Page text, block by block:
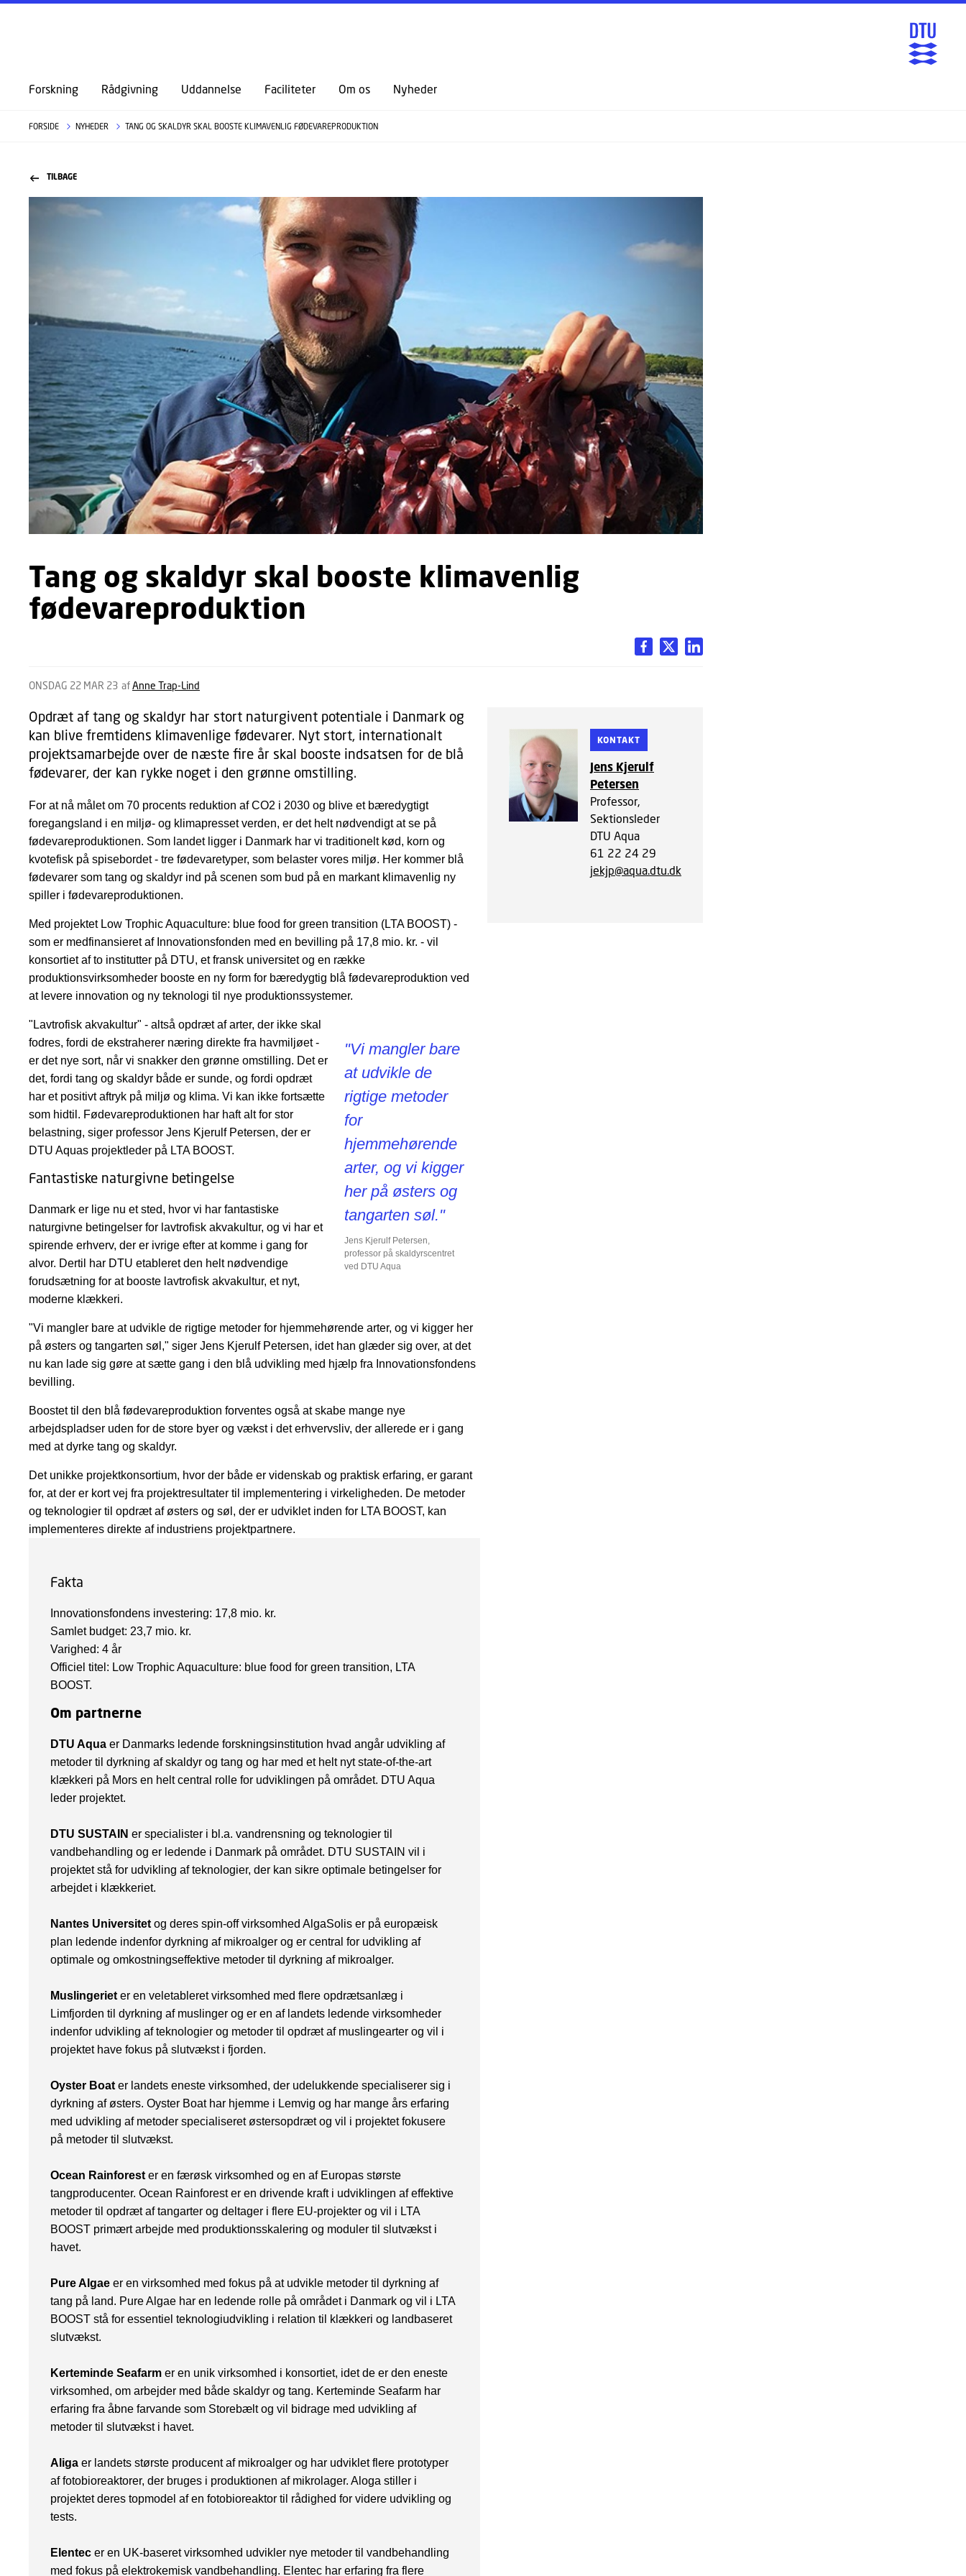
Forskning Rådgivning Uddannelse Faciliteter Om os Nyheder
FORSIDE NYHEDER TANG OG SKALDYR SKAL BOOSTE KLIMAVENLIG FØDEVAREPRODUKTION
TILBAGE
Tang og skaldyr skal booste klimavenlig
fødevareproduktion
ONSDAG 22 MAR 23 afAnne Trap-Lind
KONTAKT
Jens Kjerulf
Petersen
Professor,
Sektionsleder
DTU Aqua
61 22 24 29
jekjp@aqua.dtu.dk
Opdræt af tang og skaldyr har stort naturgivent potentiale i Danmark og
kan blive fremtidens klimavenlige fødevarer. Nyt stort, internationalt
projektsamarbejde over de næste fire år skal booste indsatsen for de blå
fødevarer, der kan rykke noget i den grønne omstilling.
For at nå målet om 70 procents reduktion af CO2 i 2030 og blive et bæredygtigt
foregangsland i en miljø- og klimapresset verden, er det helt nødvendigt at se på
fødevareproduktionen. Som landet ligger i Danmark har vi traditionelt kød, korn og
kvotefisk på spisebordet - tre fødevaretyper, som belaster vores miljø. Her kommer blå
fødevarer som tang og skaldyr ind på scenen som bud på en markant klimavenlig ny
spiller i fødevareproduktionen.
Med projektet Low Trophic Aquaculture: blue food for green transition (LTA BOOST) -
som er medfinansieret af Innovationsfonden med en bevilling på 17,8 mio. kr. - vil
konsortiet af to institutter på DTU, et fransk universitet og en række
produktionsvirksomheder booste en ny form for bæredygtig blå fødevareproduktion ved
at levere innovation og ny teknologi til nye produktionssystemer.
"Vi mangler bare
at udvikle de
rigtige metoder
for
hjemmehørende
arter, og vi kigger
her på østers og
tangarten søl."
Jens Kjerulf Petersen,
professor på skaldyrscentret
ved DTU Aqua
"Lavtrofisk akvakultur" - altså opdræt af arter, der ikke skal
fodres, fordi de ekstraherer næring direkte fra havmiljøet -
er det nye sort, når vi snakker den grønne omstilling. Det er
det, fordi tang og skaldyr både er sunde, og fordi opdræt
har et positivt aftryk på miljø og klima. Vi kan ikke fortsætte
som hidtil. Fødevareproduktionen har haft alt for stor
belastning, siger professor Jens Kjerulf Petersen, der er
DTU Aquas projektleder på LTA BOOST.
Fantastiske naturgivne betingelse
Danmark er lige nu et sted, hvor vi har fantastiske
naturgivne betingelser for lavtrofisk akvakultur, og vi har et
spirende erhverv, der er ivrige efter at komme i gang for
alvor. Dertil har DTU etableret den helt nødvendige
forudsætning for at booste lavtrofisk akvakultur, et nyt,
moderne klækkeri.
"Vi mangler bare at udvikle de rigtige metoder for hjemmehørende arter, og vi kigger her
på østers og tangarten søl," siger Jens Kjerulf Petersen, idet han glæder sig over, at det
nu kan lade sig gøre at sætte gang i den blå udvikling med hjælp fra Innovationsfondens
bevilling.
Boostet til den blå fødevareproduktion forventes også at skabe mange nye
arbejdspladser uden for de store byer og vækst i det erhvervsliv, der allerede er i gang
med at dyrke tang og skaldyr.
Det unikke projektkonsortium, hvor der både er videnskab og praktisk erfaring, er garant
for, at der er kort vej fra projektresultater til implementering i virkeligheden. De metoder
og teknologier til opdræt af østers og søl, der er udviklet inden for LTA BOOST, kan
implementeres direkte af industriens projektpartnere.
Fakta
Innovationsfondens investering: 17,8 mio. kr.
Samlet budget: 23,7 mio. kr.
Varighed: 4 år
Officiel titel: Low Trophic Aquaculture: blue food for green transition, LTA
BOOST.
Om partnerne
DTU Aqua er Danmarks ledende forskningsinstitution hvad angår udvikling af
metoder til dyrkning af skaldyr og tang og har med et helt nyt state-of-the-art
klækkeri på Mors en helt central rolle for udviklingen på området. DTU Aqua
leder projektet.
DTU SUSTAIN er specialister i bl.a. vandrensning og teknologier til
vandbehandling og er ledende i Danmark på området. DTU SUSTAIN vil i
projektet stå for udvikling af teknologier, der kan sikre optimale betingelser for
arbejdet i klækkeriet.
Nantes Universitet og deres spin-off virksomhed AlgaSolis er på europæisk
plan ledende indenfor dyrkning af mikroalger og er central for udvikling af
optimale og omkostningseffektive metoder til dyrkning af mikroalger.
Muslingeriet er en veletableret virksomhed med flere opdrætsanlæg i
Limfjorden til dyrkning af muslinger og er en af landets ledende virksomheder
indenfor udvikling af teknologier og metoder til opdræt af muslingearter og vil i
projektet have fokus på slutvækst i fjorden.
Oyster Boat er landets eneste virksomhed, der udelukkende specialiserer sig i
dyrkning af østers. Oyster Boat har hjemme i Lemvig og har mange års erfaring
med udvikling af metoder specialiseret østersopdræt og vil i projektet fokusere
på metoder til slutvækst.
Ocean Rainforest er en færøsk virksomhed og en af Europas største
tangproducenter. Ocean Rainforest er en drivende kraft i udviklingen af effektive
metoder til opdræt af tangarter og deltager i flere EU-projekter og vil i LTA
BOOST primært arbejde med produktionsskalering og moduler til slutvækst i
havet.
Pure Algae er en virksomhed med fokus på at udvikle metoder til dyrkning af
tang på land. Pure Algae har en ledende rolle på området i Danmark og vil i LTA
BOOST stå for essentiel teknologiudvikling i relation til klækkeri og landbaseret
slutvækst.
Kerteminde Seafarm er en unik virksomhed i konsortiet, idet de er den eneste
virksomhed, om arbejder med både skaldyr og tang. Kerteminde Seafarm har
erfaring fra åbne farvande som Storebælt og vil bidrage med udvikling af
metoder til slutvækst i havet.
Aliga er landets største producent af mikroalger og har udviklet flere prototyper
af fotobioreaktorer, der bruges i produktionen af mikrolager. Aloga stiller i
projektet deres topmodel af en fotobioreaktor til rådighed for videre udvikling og
tests.
Elentec er en UK-baseret virksomhed udvikler nye metoder til vandbehandling
med fokus på elektrokemisk vandbehandling. Elentec har erfaring fra flere